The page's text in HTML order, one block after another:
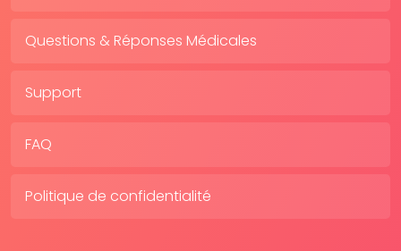
Questions & Réponses Médicales
Support
FAQ
Politique de confidentialité